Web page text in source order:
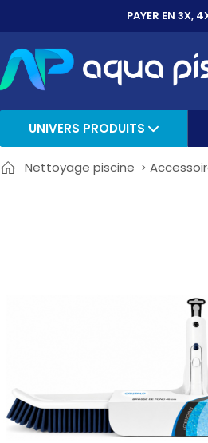
PAYER EN 3X,
UNIVERS PRODUITS
Nettoyage piscine